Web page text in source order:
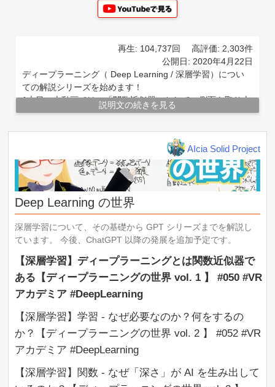
高評価: 2,303件
再生: 104,737回
公開日: 2020年4月22日
ディープラーニング（ Deep Learning / 深層学習）につい
ての解説シリーズを始めます！
1本目の本動画では、「関数近似器」としての側面を取り上
げます。
プラーニングの本質一丁目一番地だと思います。
Deep Learning の世界https://www.youtube.com/playlist?
list=PLhDAH9aTfnxKXf__soUoAEOrbLAOnVHCP
【参考文献】
※今回の動画内容は、オリジナル要素が強く、以下の参考
文献にはあまり載っていないかもです。
DL4US コンテンツ公開ページ | U-Tokyo Matsuo Lab
https://weblab.t.u-tokyo.ac.jp/en/dl4us/
GitHub に公開されているので、 clone してきて、 Google
Colaboratory を利用して動かすと、ただで勉強開始できま
す。
clone, Google colaboratory の利用方法はググりましょう。
Hands-On Machine Learning with Scikit-Learn, Keras, and
TensorFlow: Concepts, Tools, and Techniques to Build
Intelligent Systems
https://amzn.to/2XNOs6K
英語ですが、これは、基本的な統計から始めていて、基礎
を網羅的に扱っている良い教科書だと思います。
説明文の続きを見る
AIcia Solid Project
Deep Learning の世界
深層学習について、その基礎から GPT シリーズまでを解説し
ています。 今後、ChatGPT 以降の発展を追加予定です。
【深層学習】ディープラーニングとは関数近似器で
ある【ディープラーニングの世界 vol. 1 】 #050 #VR
アカデミア #DeepLearning
【深層学習】学習 - なぜ必要なのか？何をするの
か？【ディープラーニングの世界 vol. 2 】 #052 #VR
アカデミア #DeepLearning
【深層学習】関数 - なぜ「深さ」が AI を生み出して